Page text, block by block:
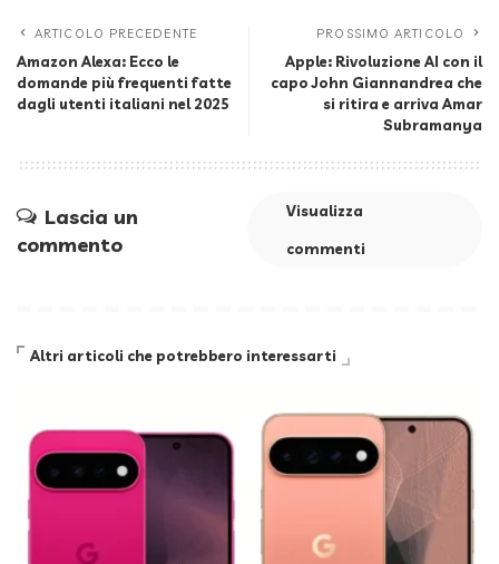
ARTICOLO PRECEDENTE
Amazon Alexa: Ecco le
domande più frequenti fatte
dagli utenti italiani nel 2025
PROSSIMO ARTICOLO
Apple: Rivoluzione AI con il
capo John Giannandrea che
si ritira e arriva Amar
Subramanya
Lascia un
commento
Visualizza
commenti
Altri articoli che potrebbero interessarti